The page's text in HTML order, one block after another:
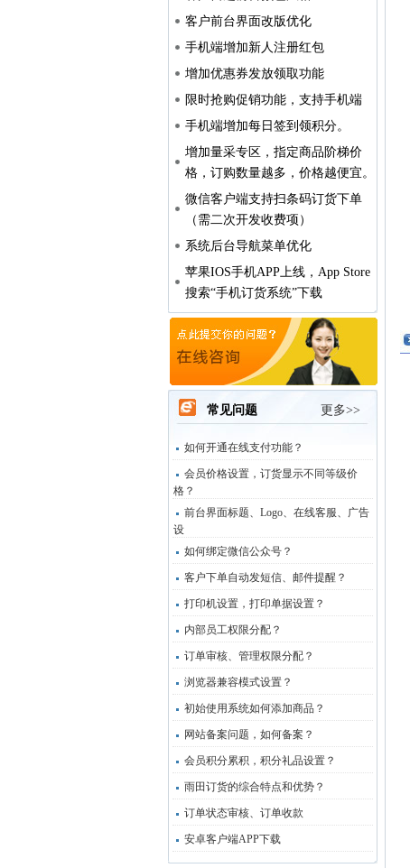
客户前台界面改版优化
手机端增加新人注册红包
增加优惠券发放领取功能
限时抢购促销功能，支持手机端
手机端增加每日签到领积分。
增加量采专区，指定商品阶梯价
格，订购数量越多，价格越便宜。
微信客户端支持扫条码订货下单
（需二次开发收费项）
系统后台导航菜单优化
苹果IOS手机APP上线，App Store
搜索“手机订货系统”下载
常见问题 更多>>
如何开通在线支付功能？
会员价格设置，订货显示不同等级价
格？
前台界面标题、Logo、在线客服、广告
设
如何绑定微信公众号？
客户下单自动发短信、邮件提醒？
打印机设置，打印单据设置？
内部员工权限分配？
订单审核、管理权限分配？
浏览器兼容模式设置？
初始使用系统如何添加商品？
网站备案问题，如何备案？
会员积分累积，积分礼品设置？
雨田订货的综合特点和优势？
订单状态审核、订单收款
安卓客户端APP下载